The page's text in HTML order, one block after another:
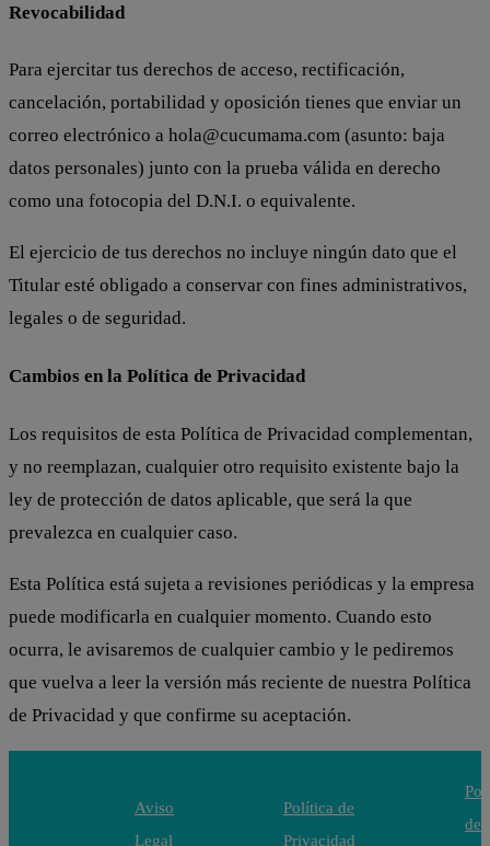
Revocabilidad
Para ejercitar tus derechos de acceso, rectificación,
cancelación, portabilidad y oposición tienes que enviar un
correo electrónico a hola@cucumama.com (asunto: baja
datos personales) junto con la prueba válida en derecho
como una fotocopia del D.N.I. o equivalente.
El ejercicio de tus derechos no incluye ningún dato que el
Titular esté obligado a conservar con fines administrativos,
legales o de seguridad.
Cambios en la Política de Privacidad
Los requisitos de esta Política de Privacidad complementan,
y no reemplazan, cualquier otro requisito existente bajo la
ley de protección de datos aplicable, que será la que
prevalezca en cualquier caso.
Esta Política está sujeta a revisiones periódicas y la empresa
puede modificarla en cualquier momento. Cuando esto
ocurra, le avisaremos de cualquier cambio y le pediremos
que vuelva a leer la versión más reciente de nuestra Política
de Privacidad y que confirme su aceptación.
Aviso
Legal
Política de
Privacidad
de